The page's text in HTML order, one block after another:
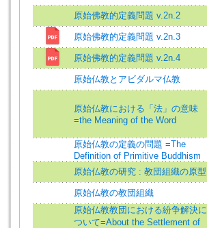
原始佛教的定義問題 v.2n.2
原始佛教的定義問題 v.2n.3
原始佛教的定義問題 v.2n.4
原始仏教とアビダルマ仏教
原始仏教における「法」の意味
=the Meaning of the Word
原始仏教の定義の問題 =The
Definition of Primitive Buddhism
原始仏教の研究 : 教団組織の原型
原始仏教の教団組織
原始仏教教団における紛争解決に
ついて=About the Settlement of